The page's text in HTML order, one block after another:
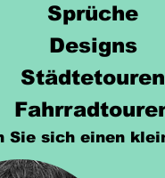
Sprüche
Designs
Städtetouren
Sie sich einen